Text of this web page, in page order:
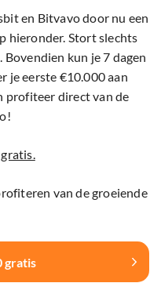
en Bitvavo door nu een
hieronder. Stort slechts
kun je 7 dagen
je eerste €10.000 aan
profiteer direct van de
van de groeiende
gratis